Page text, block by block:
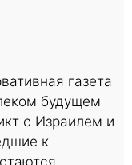
газета
будущем
с Израилем и
к